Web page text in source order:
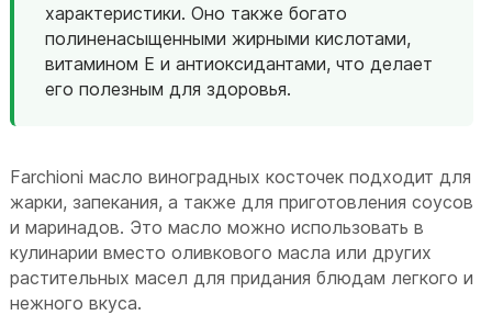
характеристики. Оно также богато
полиненасыщенными жирными кислотами,
витамином E и антиоксидантами, что делает
его полезным для здоровья.
Farchioni масло виноградных косточек подходит для
жарки, запекания, а также для приготовления соусов
и маринадов. Это масло можно использовать в
кулинарии вместо оливкового масла или других
растительных масел для придания блюдам легкого и
нежного вкуса.